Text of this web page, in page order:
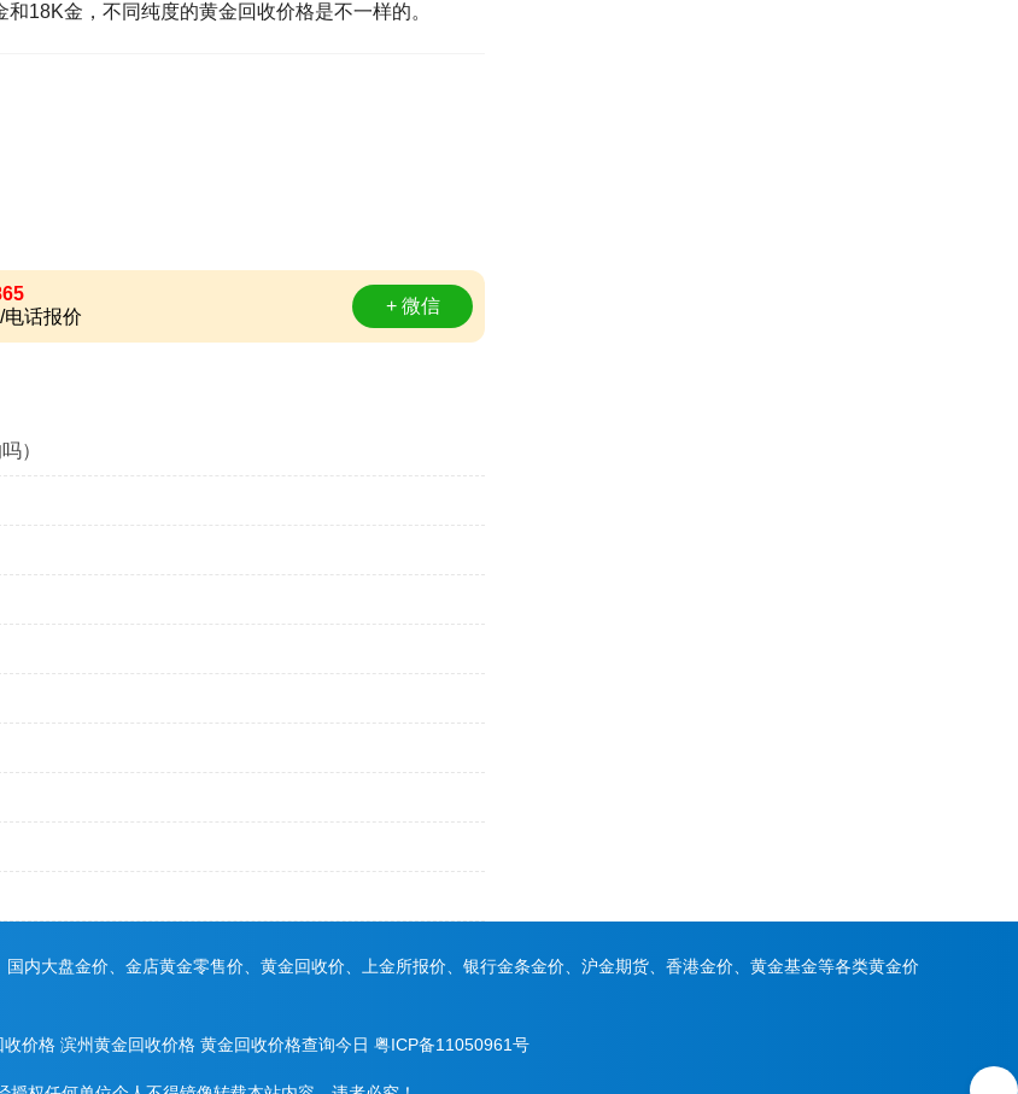
18K金，不同纯度的黄金回收价格是不一样的。
话报价
+ 微信
）
内大盘金价、金店黄金零售价、黄金回收价、上金所报价、银行金条金价、沪金期货、香港金价、黄金基金等各类黄金价
收价格 滨州黄金回收价格 黄金回收价格查询今日 粤ICP备11050961号